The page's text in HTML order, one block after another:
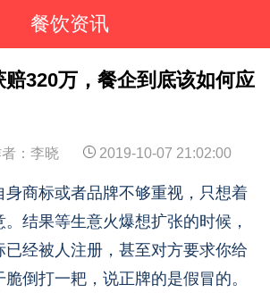
餐饮资讯
320万，餐企到底该如何应
：李晓 2019-10-07 21:02:00
身商标或者品牌不够重视，只想着
结果等生意火爆想扩张的时候，
已经被人注册，甚至对方要求你给
倒打一耙，说正牌的是假冒的。